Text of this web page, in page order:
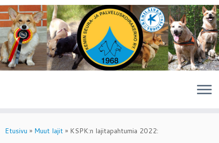
toEtusivu » Muut lajit » KSPK:n lajitapahtumia 2022: